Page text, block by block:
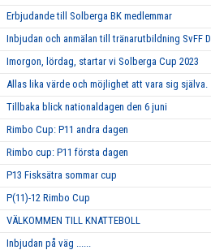
Erbjudande till Solberga BK medlemmar
Inbjudan och anmälan till tränarutbildning SvFF D
Imorgon, lördag, startar vi Solberga Cup 2023
Allas lika värde och möjlighet att vara sig själva.
Tillbaka blick nationaldagen den 6 juni
Rimbo Cup: P11 andra dagen
Rimbo cup: P11 första dagen
P13 Fisksätra sommar cup
P(11)-12 Rimbo Cup
VÄLKOMMEN TILL KNATTEBOLL
Inbjudan på väg ......